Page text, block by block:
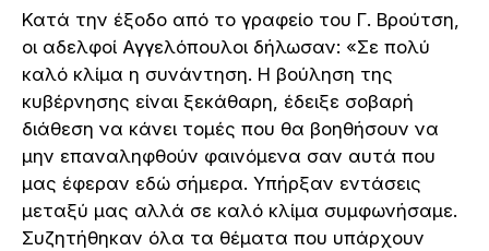
Κατά την έξοδο από το γραφείο του Γ. Βρούτση,
οι αδελφοί Αγγελόπουλοι δήλωσαν: «Σε πολύ
καλό κλίμα η συνάντηση. Η βούληση της
κυβέρνησης είναι ξεκάθαρη, έδειξε σοβαρή
διάθεση να κάνει τομές που θα βοηθήσουν να
μην επαναληφθούν φαινόμενα σαν αυτά που
μας έφεραν εδώ σήμερα. Υπήρξαν εντάσεις
μεταξύ μας αλλά σε καλό κλίμα συμφωνήσαμε.
Συζητήθηκαν όλα τα θέματα που υπάρχουν